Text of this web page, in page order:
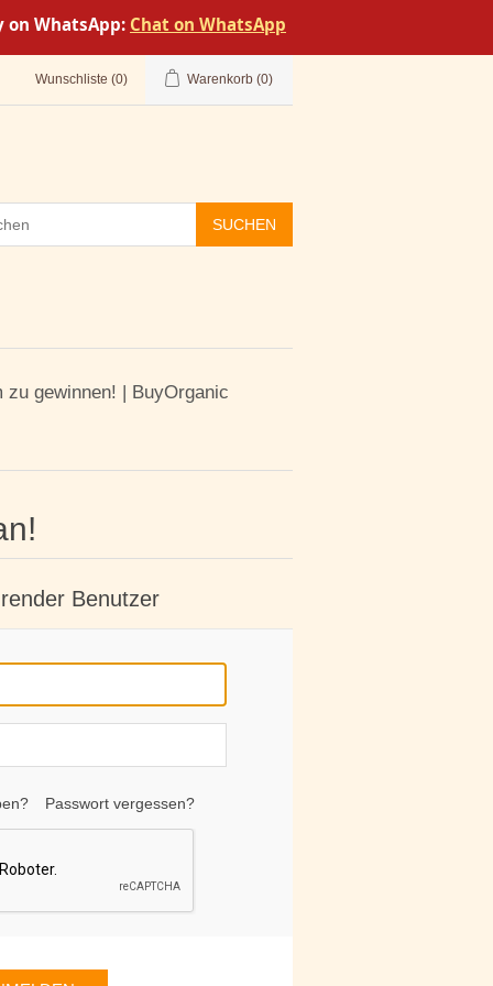
WhatsApp: Chat on WhatsApp
Wunschliste (0) Warenkorb (0)
SUCHEN
zu gewinnen! | BuyOrganic
Benutzer
Passwort vergessen?